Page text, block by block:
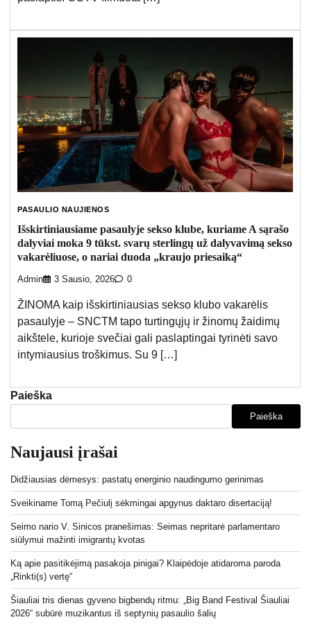
PASAULIO NAUJIENOS
Išskirtiniausiame pasaulyje sekso klube, kuriame A sąrašo
dalyviai moka 9 tūkst. svarų sterlingų už dalyvavimą sekso
vakarėliuose, o nariai duoda „kraujo priesaiką“
Admin 3 Sausio, 2026 0
ŽINOMA kaip išskirtiniausias sekso klubo vakarėlis
pasaulyje – SNCTM tapo turtingųjų ir žinomų žaidimų
aikštele, kurioje svečiai gali paslaptingai tyrinėti savo
intymiausius troškimus. Su 9 […]
Paieška
Paieška
Naujausi įrašai
Didžiausias dėmesys: pastatų energinio naudingumo gerinimas
Sveikiname Tomą Pečiulį sėkmingai apgynus daktaro disertaciją!
Seimo nario V. Sinicos pranešimas: Seimas nepritarė parlamentaro
siūlymui mažinti imigrantų kvotas
Ką apie pasitikėjimą pasakoja pinigai? Klaipėdoje atidaroma paroda
„Rinkti(s) vertę“
Šiauliai tris dienas gyveno bigbendų ritmu: „Big Band Festival Šiauliai
2026“ subūrė muzikantus iš septynių pasaulio šalių